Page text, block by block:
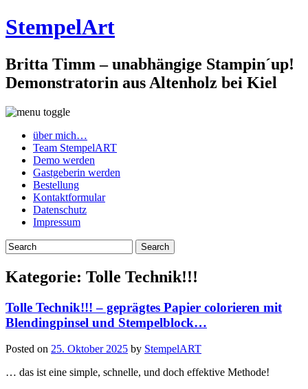
StempelArt
Britta Timm – unabhängige Stampin´up!
Demonstratorin aus Altenholz bei Kiel
über mich…
Team StempelART
Demo werden
Gastgeberin werden
Bestellung
Kontaktformular
Datenschutz
Impressum
Kategorie: Tolle Technik!!!
Tolle Technik!!! – geprägtes Papier colorieren mit
Blendingpinsel und Stempelblock…
Posted on 25. Oktober 2025 by StempelART
… das ist eine simple, schnelle, und doch effektive Methode!